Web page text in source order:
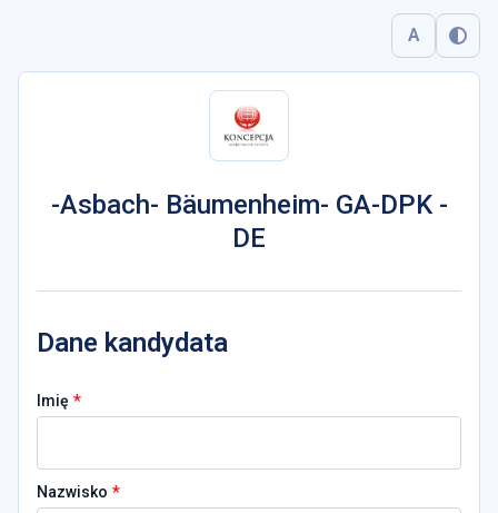
A
-Asbach- Bäumenheim- GA-DPK -
DE
Dane kandydata
Imię *
Nazwisko *